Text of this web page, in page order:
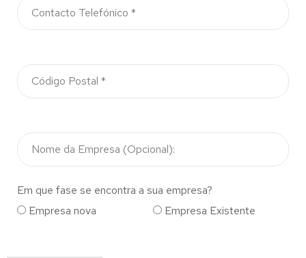
Em que fase se encontra a sua empresa?
Empresa nova
Empresa Existente